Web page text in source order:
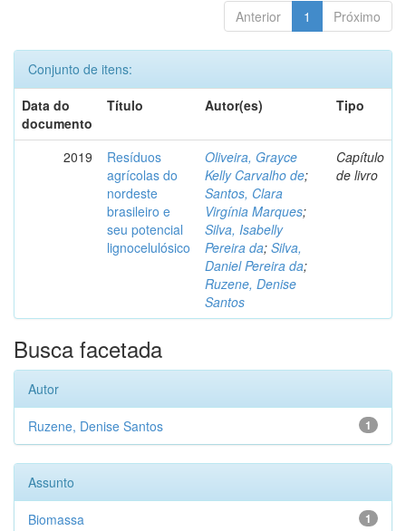
Anterior 1 Próximo
Conjunto de itens:
Data do
documento
Título Autor(es) Tipo
2019
Resíduos
agrícolas do
nordeste
brasileiro e
seu potencial
lignocelulósico
Oliveira, Grayce
Kelly Carvalho de;
Santos, Clara
Virgínia Marques;
Silva, Isabelly
Pereira da; Silva,
Daniel Pereira da;
Ruzene, Denise
Santos
Capítulo
de livro
Busca facetada
Autor
1
Ruzene, Denise Santos
Assunto
1
Biomassa